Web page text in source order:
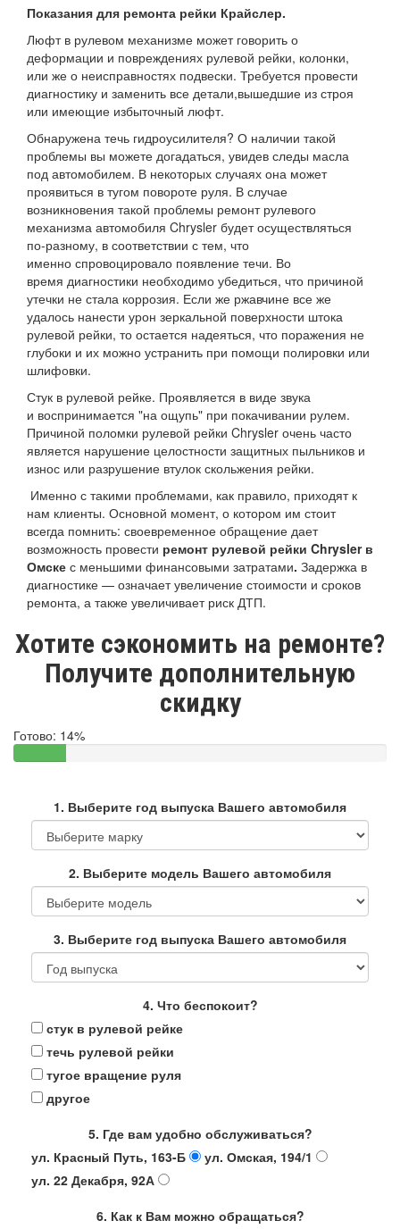
Показания для ремонта рейки Крайслер.
Люфт в рулевом механизме может говорить о
деформации и повреждениях рулевой рейки, колонки,
или же о неисправностях подвески. Требуется провести
диагностику и заменить все детали,вышедшие из строя
или имеющие избыточный люфт.
Обнаружена течь гидроусилителя? О наличии такой
проблемы вы можете догадаться, увидев следы масла
под автомобилем. В некоторых случаях она может
проявиться в тугом повороте руля. В случае
возникновения такой проблемы ремонт рулевого
механизма автомобиля Chrysler будет осуществляться
по-разному, в соответствии с тем, что
именно спровоцировало появление течи. Во
время диагностики необходимо убедиться, что причиной
утечки не стала коррозия. Если же ржавчине все же
удалось нанести урон зеркальной поверхности штока
рулевой рейки, то остается надеяться, что поражения не
глубоки и их можно устранить при помощи полировки или
шлифовки.
Стук в рулевой рейке. Проявляется в виде звука
и воспринимается "на ощупь" при покачивании рулем.
Причиной поломки рулевой рейки Chrysler очень часто
является нарушение целостности защитных пыльников и
износ или разрушение втулок скольжения рейки.
Именно с такими проблемами, как правило, приходят к
нам клиенты. Основной момент, о котором им стоит
всегда помнить: своевременное обращение дает
возможность провести ремонт рулевой рейки Chrysler в
Омске с меньшими финансовыми затратами. Задержка в
диагностике — означает увеличение стоимости и сроков
ремонта, а также увеличивает риск ДТП.
Хотите сэкономить на ремонте?
Получите дополнительную
скидку
Готово: 14%
1. Выберите год выпуска Вашего автомобиля
2. Выберите модель Вашего автомобиля
3. Выберите год выпуска Вашего автомобиля
4. Что беспокоит?
стук в рулевой рейке
течь рулевой рейки
тугое вращение руля
другое
5. Где вам удобно обслуживаться?
ул. Красный Путь, 163-Б
ул. Омская, 194/1
ул. 22 Декабря, 92А
6. Как к Вам можно обращаться?